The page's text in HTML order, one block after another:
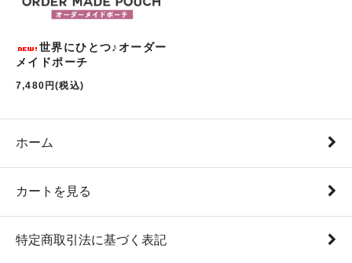
世界にひとつ♪オーダー
メイドポーチ
7,480円(税込)
ホーム
カートを見る
特定商取引法に基づく表記